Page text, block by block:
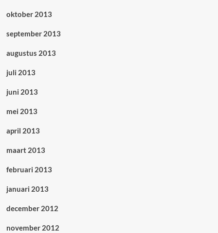
oktober 2013
september 2013
augustus 2013
juli 2013
juni 2013
mei 2013
april 2013
maart 2013
februari 2013
januari 2013
december 2012
november 2012